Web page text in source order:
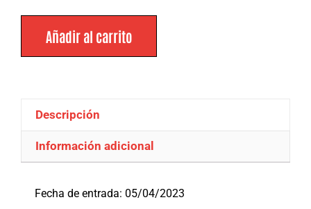
Añadir al carrito
Descripción
Información adicional
Fecha de entrada: 05/04/2023